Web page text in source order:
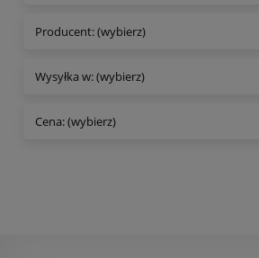
Producent: (wybierz)
Wysyłka w: (wybierz)
Cena: (wybierz)